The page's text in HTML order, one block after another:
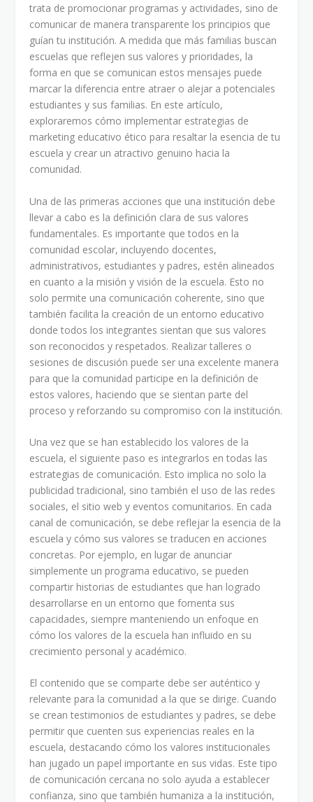
trata de promocionar programas y actividades, sino de
comunicar de manera transparente los principios que
guían tu institución. A medida que más familias buscan
escuelas que reflejen sus valores y prioridades, la
forma en que se comunican estos mensajes puede
marcar la diferencia entre atraer o alejar a potenciales
estudiantes y sus familias. En este artículo,
exploraremos cómo implementar estrategias de
marketing educativo ético para resaltar la esencia de tu
escuela y crear un atractivo genuino hacia la
comunidad.
Una de las primeras acciones que una institución debe
llevar a cabo es la definición clara de sus valores
fundamentales. Es importante que todos en la
comunidad escolar, incluyendo docentes,
administrativos, estudiantes y padres, estén alineados
en cuanto a la misión y visión de la escuela. Esto no
solo permite una comunicación coherente, sino que
también facilita la creación de un entorno educativo
donde todos los integrantes sientan que sus valores
son reconocidos y respetados. Realizar talleres o
sesiones de discusión puede ser una excelente manera
para que la comunidad participe en la definición de
estos valores, haciendo que se sientan parte del
proceso y reforzando su compromiso con la institución.
Una vez que se han establecido los valores de la
escuela, el siguiente paso es integrarlos en todas las
estrategias de comunicación. Esto implica no solo la
publicidad tradicional, sino también el uso de las redes
sociales, el sitio web y eventos comunitarios. En cada
canal de comunicación, se debe reflejar la esencia de la
escuela y cómo sus valores se traducen en acciones
concretas. Por ejemplo, en lugar de anunciar
simplemente un programa educativo, se pueden
compartir historias de estudiantes que han logrado
desarrollarse en un entorno que fomenta sus
capacidades, siempre manteniendo un enfoque en
cómo los valores de la escuela han influido en su
crecimiento personal y académico.
El contenido que se comparte debe ser auténtico y
relevante para la comunidad a la que se dirige. Cuando
se crean testimonios de estudiantes y padres, se debe
permitir que cuenten sus experiencias reales en la
escuela, destacando cómo los valores institucionales
han jugado un papel importante en sus vidas. Este tipo
de comunicación cercana no solo ayuda a establecer
confianza, sino que también humaniza a la institución,